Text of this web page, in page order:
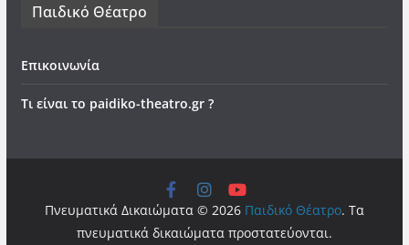
Παιδικό Θέατρο
Επικοινωνία
Τι είναι το paidiko-theatro.gr ?
Πνευματικά Δικαιώματα © 2026 Παιδικό Θέατρο. Τα
πνευματικά δικαιώματα προστατεύονται.